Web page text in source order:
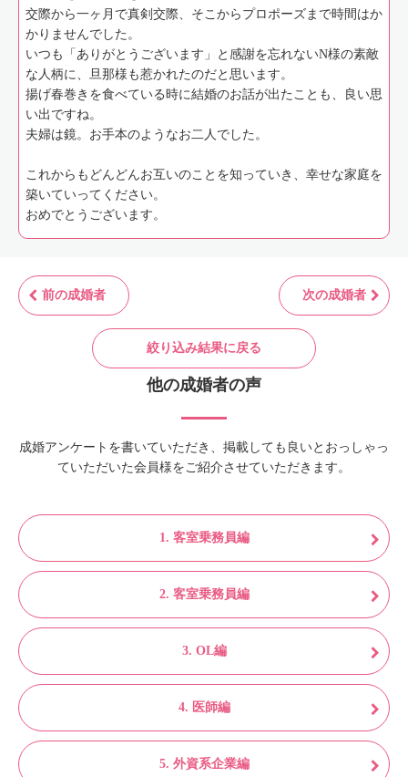
交際から一ヶ月で真剣交際、そこからプロポーズまで時間はか
かりませんでした。
いつも「ありがとうございます」と感謝を忘れないN様の素敵
な人柄に、旦那様も惹かれたのだと思います。
揚げ春巻きを食べている時に結婚のお話が出たことも、良い思
い出ですね。
夫婦は鏡。お手本のようなお二人でした。
これからもどんどんお互いのことを知っていき、幸せな家庭を
築いていってください。
おめでとうございます。
前の成婚者 次の成婚者
絞り込み結果に戻る
他の成婚者の声
成婚アンケートを書いていただき、掲載しても良いとおっしゃっ
ていただいた会員様をご紹介させていただきます。
1. 客室乗務員編
2. 客室乗務員編
3. OL編
4. 医師編
5. 外資系企業編